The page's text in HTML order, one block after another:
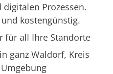
Prozessen.
kostengünstig.
für all Ihre Standorte
ganz Waldorf, Kreis